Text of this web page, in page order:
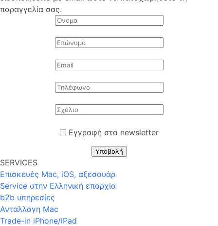
παραγγελία σας.
Εγγραφή στο newsletter
Υποβολή
SERVICES
Επισκευές Mac, iOS, αξεσουάρ
Service στην Eλληνική επαρχία
b2b υπηρεσίες
Ανταλλαγη Mac
Trade-in iPhone/iPad